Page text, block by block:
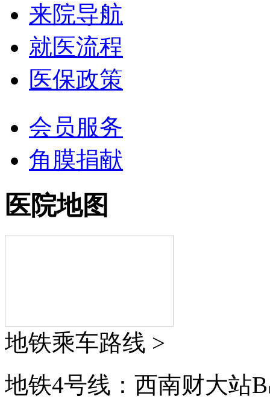
来院导航
就医流程
医保政策
会员服务
角膜捐献
医院地图
地铁乘车路线 >
地铁4号线：西南财大站